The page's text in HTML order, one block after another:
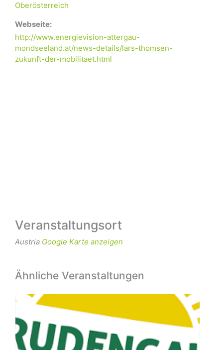
Oberösterreich
Webseite:
http://www.energievision-attergau-
mondseeland.at/news-details/lars-thomsen-
zukunft-der-mobilitaet.html
Veranstaltungsort
Austria Google Karte anzeigen
Ähnliche Veranstaltungen